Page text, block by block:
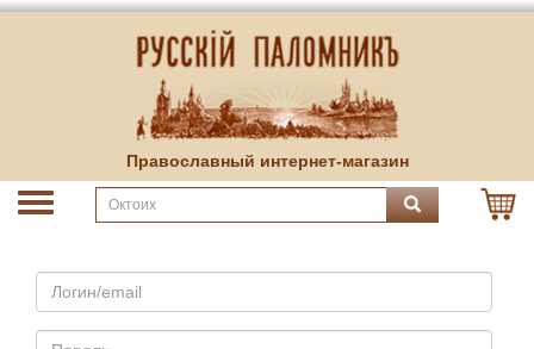
Православный интернет-магазин
Email
Пароль